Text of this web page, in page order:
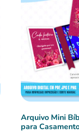
Arquivo Mini
para